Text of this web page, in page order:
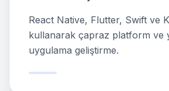
React Native, Flutter, Swift ve
kullanarak çapraz platform ve
uygulama geliştirme.